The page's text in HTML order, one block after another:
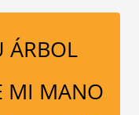
ÁRBOL
MI MANO